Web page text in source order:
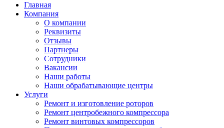
Главная
Компания
О компании
Реквизиты
Отзывы
Партнеры
Сотрудники
Вакансии
Наши работы
Наши обрабатывающие центры
Услуги
Ремонт и изготовление роторов
Ремонт центробежного компрессора
Ремонт винтовых компрессоров